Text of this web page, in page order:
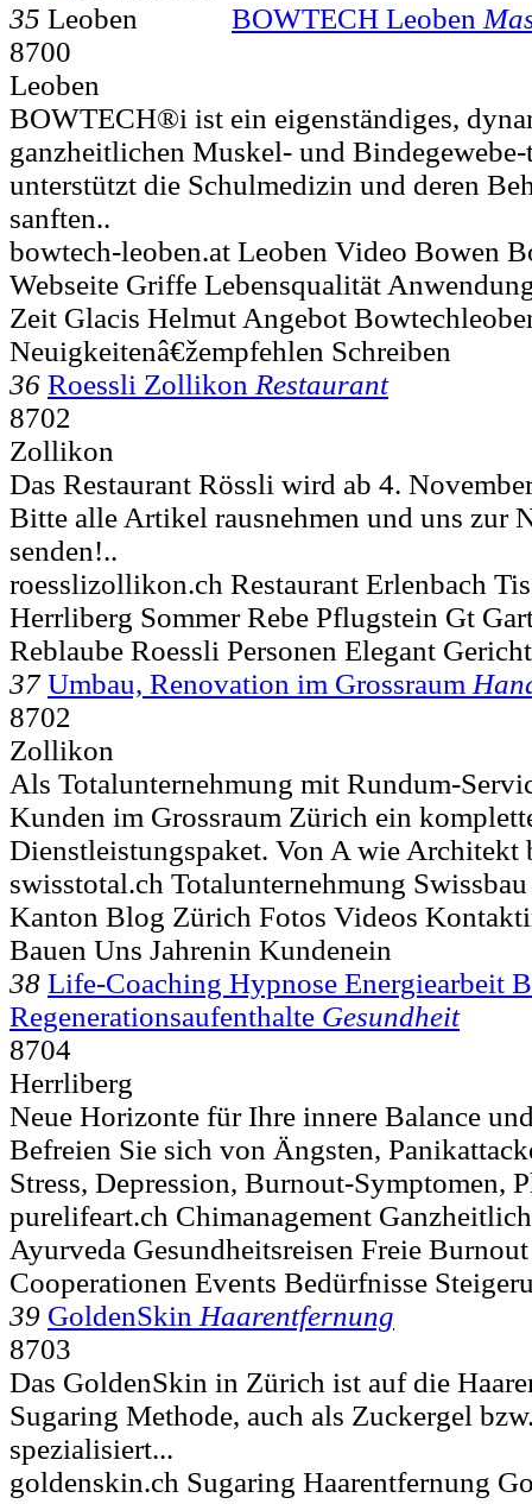
35 BOWTECH Leoben
8700
Leoben
BOWTECH®i ist ein eigenständiges,
ganzheitlichen Muskel- und
unterstützt die Schulmedizin und deren
sanften..
bowtech-leoben.at Leoben Video Bowen
Webseite Griffe Lebensqualität
Zeit Glacis Helmut Angebot
Neuigkeitenâ€žempfehlen Schreiben
36 Roessli Zollikon Restaurant
8702
Zollikon
Das Restaurant Rössli wird ab 4.
Bitte alle Artikel rausnehmen und uns zur
senden!..
roesslizollikon.ch Restaurant Erlenbach
Herrliberg Sommer Rebe Pflugstein Gt
Reblaube Roessli Personen Elegant
37 Umbau, Renovation im Grossraum
8702
Zollikon
Als Totalunternehmung mit Rundum-
Kunden im Grossraum Zürich ein
Dienstleistungspaket. Von A wie Architekt
swisstotal.ch Totalunternehmung
Kanton Blog Zürich Fotos Videos
Bauen Uns Jahrenin Kundenein
38 Life-Coaching Hypnose Energiearbeit
Regenerationsaufenthalte Gesundheit
8704
Herrliberg
Neue Horizonte für Ihre innere Balance
Befreien Sie sich von Ängsten,
Stress, Depression, Burnout-Symptomen,
purelifeart.ch Chimanagement
Ayurveda Gesundheitsreisen Freie
Cooperationen Events Bedürfnisse
39 GoldenSkin Haarentfernung
8703
Das GoldenSkin in Zürich ist auf die
Sugaring Methode, auch als Zuckergel
spezialisiert...
goldenskin.ch Sugaring Haarentfernung